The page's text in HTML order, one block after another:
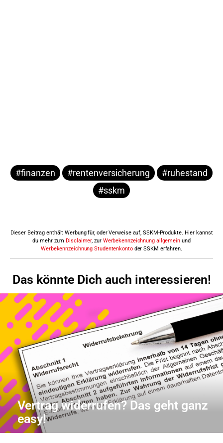
#finanzen #rentenversicherung
#ruhestand
#sskm
Dieser Beitrag enthält Werbung für, oder Verweise auf, SSKM-Produkte. Hier kannst
du mehr zum Disclaimer, zur Werbekennzeichnung allgemeinund
Werbekennzeichnung Studentenkontoder SSKM erfahren.
Das könnte Dich auch interessieren!
Vertrag widerrufen? Das geht ganz
easy!